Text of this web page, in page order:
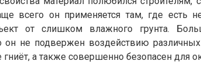
всего он применяется там, где есть
от слишком влажного грунта.
он не подвержен воздействию
гниёт, а также совершенно безопасен